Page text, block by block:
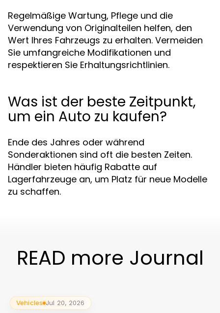
Regelmäßige Wartung, Pflege und die
Verwendung von Originalteilen helfen, den
Wert Ihres Fahrzeugs zu erhalten. Vermeiden
Sie umfangreiche Modifikationen und
respektieren Sie Erhaltungsrichtlinien.
Was ist der beste Zeitpunkt,
um ein Auto zu kaufen?
Ende des Jahres oder während
Sonderaktionen sind oft die besten Zeiten.
Händler bieten häufig Rabatte auf
Lagerfahrzeuge an, um Platz für neue Modelle
zu schaffen.
READ more Journal
Vehicles Jul 20, 2026